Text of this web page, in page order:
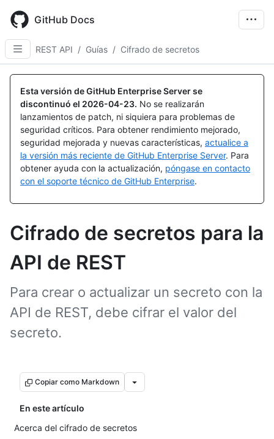
main
content
GitHub Docs
REST API / Guías / Cifrado de secretos
Esta versión de GitHub Enterprise Server se
discontinuó el 2026-04-23. No se realizarán
lanzamientos de patch, ni siquiera para problemas de
seguridad críticos. Para obtener rendimiento mejorado,
seguridad mejorada y nuevas características, actualice a
la versión más reciente de GitHub Enterprise Server. Para
obtener ayuda con la actualización, póngase en contacto
con el soporte técnico de GitHub Enterprise.
Cifrado de secretos para la
API de REST
Para crear o actualizar un secreto con la
API de REST, debe cifrar el valor del
secreto.
Copiar como Markdown
En este artículo
Acerca del cifrado de secretos